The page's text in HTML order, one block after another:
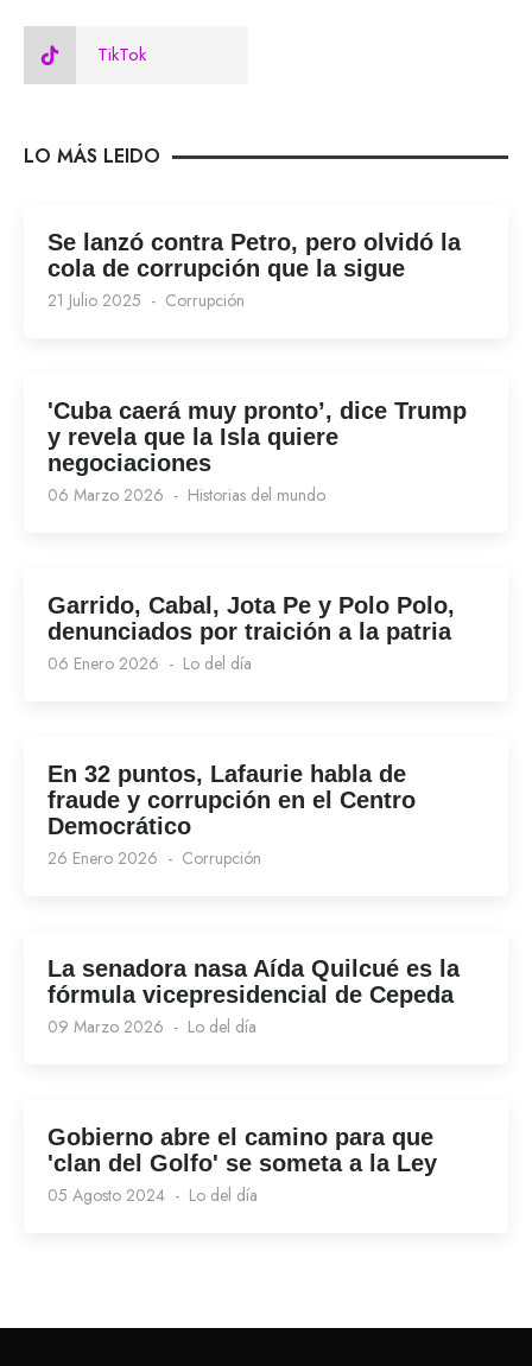
TikTok
LO MÁS LEIDO
Se lanzó contra Petro, pero olvidó la
cola de corrupción que la sigue
21 Julio 2025 Corrupción
'Cuba caerá muy pronto’, dice Trump
y revela que la Isla quiere
negociaciones
06 Marzo 2026 Historias del mundo
Garrido, Cabal, Jota Pe y Polo Polo,
denunciados por traición a la patria
06 Enero 2026 Lo del día
En 32 puntos, Lafaurie habla de
fraude y corrupción en el Centro
Democrático
26 Enero 2026 Corrupción
La senadora nasa Aída Quilcué es la
fórmula vicepresidencial de Cepeda
09 Marzo 2026 Lo del día
Gobierno abre el camino para que
'clan del Golfo' se someta a la Ley
05 Agosto 2024 Lo del día